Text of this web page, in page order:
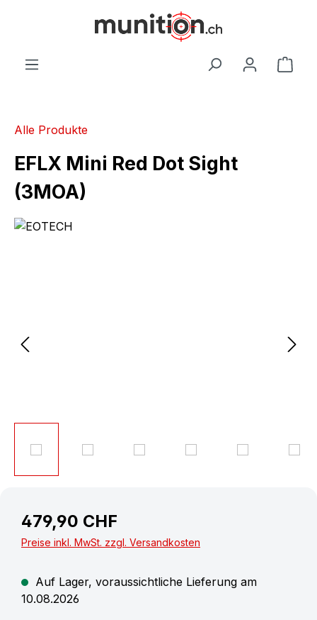
Alle Produkte
EFLX Mini Red Dot Sight
(3MOA)
479,90 CHF
Preise inkl. MwSt. zzgl. Versandkosten
Auf Lager, voraussichtliche Lieferung am
10.08.2026